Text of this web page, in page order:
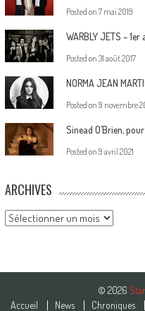
Posted on 7 mai 2019
WARBLY JETS –
Posted on 31 août 2017
NORMA JEAN
Posted on 9 novembre
Sinead O’Brien,
Posted on 9 avril 2021
ARCHIVES
Archives
© 2026
Accueil
News Chroniques